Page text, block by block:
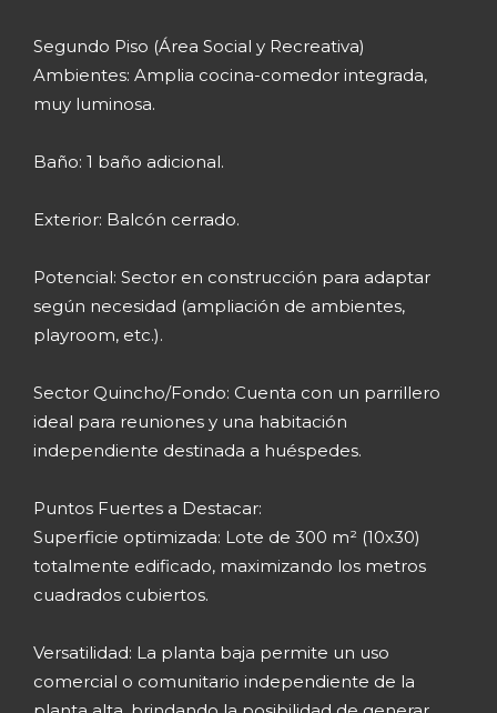
Segundo Piso (Área Social y Recreativa)
Ambientes: Amplia cocina-comedor integrada,
muy luminosa.
Baño: 1 baño adicional.
Exterior: Balcón cerrado.
Potencial: Sector en construcción para adaptar
según necesidad (ampliación de ambientes,
playroom, etc.).
Sector Quincho/Fondo: Cuenta con un parrillero
ideal para reuniones y una habitación
independiente destinada a huéspedes.
Puntos Fuertes a Destacar:
Superficie optimizada: Lote de 300 m² (10x30)
totalmente edificado, maximizando los metros
cuadrados cubiertos.
Versatilidad: La planta baja permite un uso
comercial o comunitario independiente de la